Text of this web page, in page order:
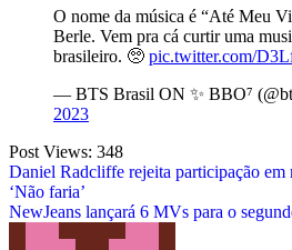
O nome da música é “Até Meu
Berle. Vem pra cá curtir uma
brasileiro. 🥺 pic.twitter.com/
— BTS Brasil ON ✨ BBO⁷
2023
Post Views: 348
Post
navigation
Daniel Radcliffe rejeita participação em
‘Não faria’
NewJeans lançará 6 MVs para o